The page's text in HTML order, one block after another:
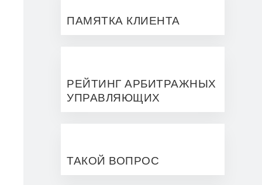
ПАМЯТКА КЛИЕНТА
РЕЙТИНГ АРБИТРАЖНЫХ
УПРАВЛЯЮЩИХ
ТАКОЙ ВОПРОС